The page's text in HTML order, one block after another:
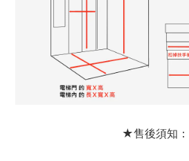
★售後須知：